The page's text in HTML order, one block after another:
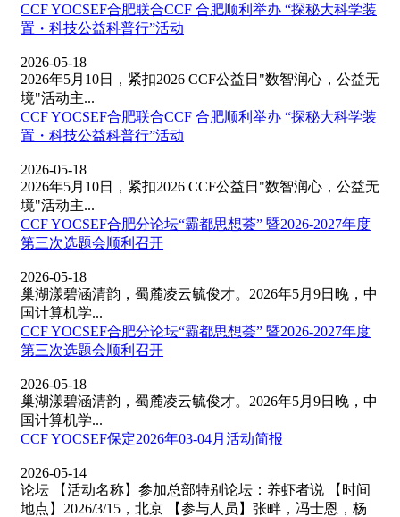
CCF YOCSEF合肥联合CCF 合肥顺利举办 “探秘大科学装
置・科技公益科普行”活动
2026-05-18
2026年5月10日，紧扣2026 CCF公益日"数智润心，公益无
境"活动主...
CCF YOCSEF合肥联合CCF 合肥顺利举办 “探秘大科学装
置・科技公益科普行”活动
2026-05-18
2026年5月10日，紧扣2026 CCF公益日"数智润心，公益无
境"活动主...
CCF YOCSEF合肥分论坛“霸都思想荟” 暨2026-2027年度
第三次选题会顺利召开
2026-05-18
巢湖漾碧涵清韵，蜀麓凌云毓俊才。2026年5月9日晚，中
国计算机学...
CCF YOCSEF合肥分论坛“霸都思想荟” 暨2026-2027年度
第三次选题会顺利召开
2026-05-18
巢湖漾碧涵清韵，蜀麓凌云毓俊才。2026年5月9日晚，中
国计算机学...
CCF YOCSEF保定2026年03-04月活动简报
2026-05-14
论坛 【活动名称】参加总部特别论坛：养虾者说 【时间
地点】2026/3/15，北京 【参与人员】张畔，冯士恩，杨